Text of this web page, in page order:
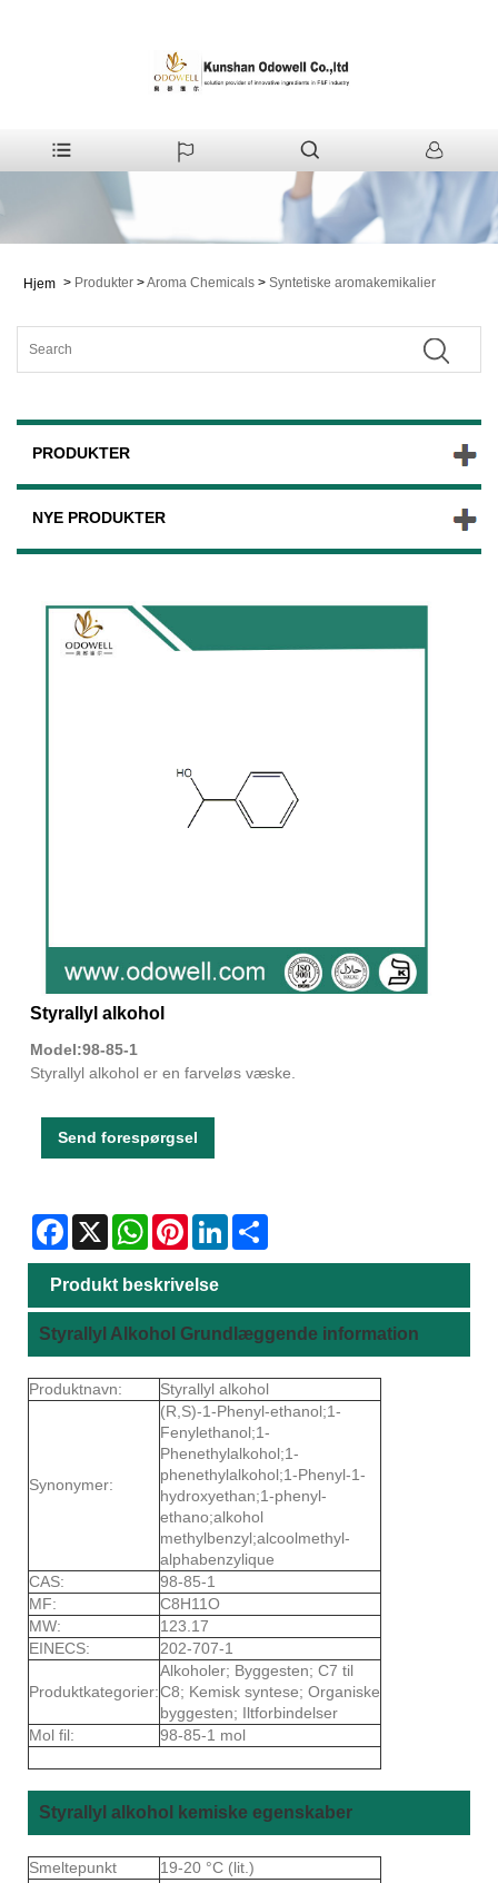
Hjem > Produkter >Aroma Chemicals > Syntetiske aromakemikalier
PRODUKTER
NYE PRODUKTER
Styrallyl alkohol
Model:98-85-1
Styrallyl alkohol er en farveløs væske.
Send forespørgsel
Facebook
X WhatsAppPinterestLinkedIn
Produkt beskrivelse
Styrallyl Alkohol Grundlæggende information
Produktnavn: Styrallyl alkohol
Synonymer:
(R,S)-1-Phenyl-ethanol;1-
Fenylethanol;1-
Phenethylalkohol;1-
phenethylalkohol;1-Phenyl-1-
hydroxyethan;1-phenyl-
ethano;alkohol
methylbenzyl;alcoolmethyl-
alphabenzylique
CAS:
98-85-1
MF:
C8H11O
MW:
123.17
EINECS:
202-707-1
Produktkategorier:
Alkoholer; Byggesten; C7 til
C8; Kemisk syntese; Organiske
byggesten; Iltforbindelser
Mol fil:
98-85-1 mol
Styrallyl alkohol kemiske egenskaber
Smeltepunkt
19-20 °C (lit.)